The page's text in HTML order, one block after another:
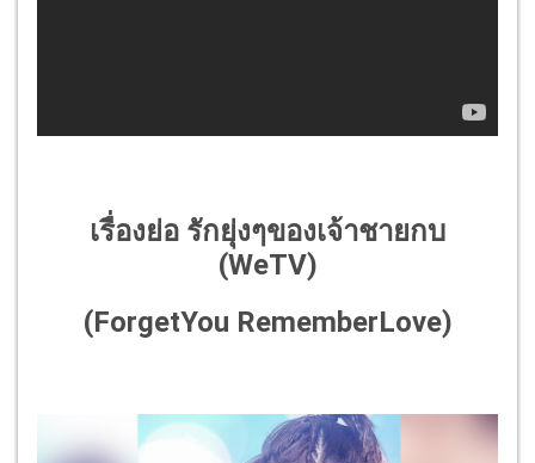
เรื่องย่อ รักยุ่งๆของเจ้าชายกบ
(WeTV)
(ForgetYou RememberLove)